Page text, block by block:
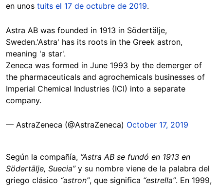
en unos tuits el 17 de octubre de 2019.
Astra AB was founded in 1913 in Södertälje,
Sweden.'Astra' has its roots in the Greek astron,
meaning 'a star'.
Zeneca was formed in June 1993 by the demerger of
the pharmaceuticals and agrochemicals businesses of
Imperial Chemical Industries (ICI) into a separate
company.
— AstraZeneca (@AstraZeneca) October 17, 2019
Según la compañía, “Astra AB se fundó en 1913 en
Södertälje, Suecia”y su nombre viene de la palabra del
griego clásico “astron”, que significa “estrella”. En 1999,